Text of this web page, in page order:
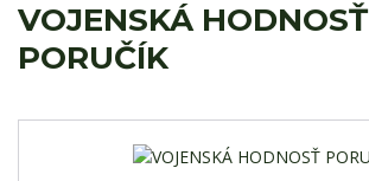
VOJENSKÁ HODNOSŤ
PORUČÍK